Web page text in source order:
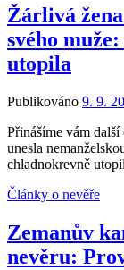
Žárlivá
svého
utopila
Publikováno 9. 9.
Přinášíme vám
unesla
chladnokrevně
Články o nevěře
Zemanův
nevěru: